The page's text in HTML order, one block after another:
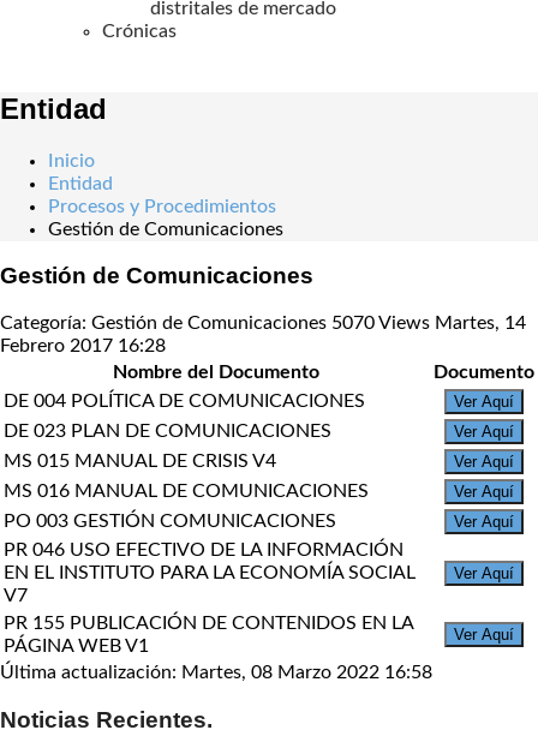
distritales de mercado
Crónicas
Entidad
Inicio
Entidad
Procesos y Procedimientos
Gestión de Comunicaciones
Gestión de Comunicaciones
Categoría: Gestión de Comunicaciones 5070 Views Martes, 14
Febrero 2017 16:28
Nombre del Documento
Documento
DE 004 POLÍTICA DE COMUNICACIONES
Ver Aquí
DE 023 PLAN DE COMUNICACIONES Ver Aquí
MS 015 MANUAL DE CRISIS V4 Ver Aquí
MS 016 MANUAL DE COMUNICACIONES Ver Aquí
PO 003 GESTIÓN COMUNICACIONES Ver Aquí
PR 046 USO EFECTIVO DE LA INFORMACIÓN
EN EL INSTITUTO PARA LA ECONOMÍA SOCIAL
V7
Ver Aquí
PR 155 PUBLICACIÓN DE CONTENIDOS EN LA
PÁGINA WEB V1
Ver Aquí
Última actualización: Martes, 08 Marzo 2022 16:58
Noticias Recientes.